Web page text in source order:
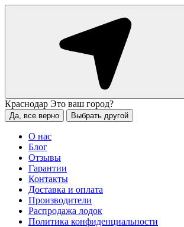
Краснодар Это ваш город?
Да, все верно Выбрать другой
О нас
Блог
Отзывы
Гарантии
Контакты
Доставка и оплата
Производители
Распродажа лодок
Политика конфиденциальности